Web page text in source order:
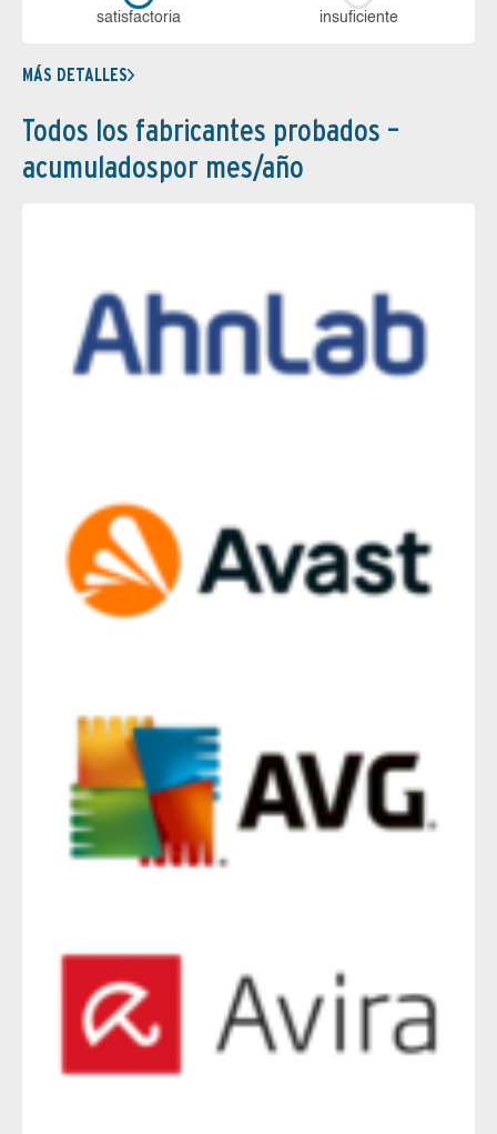
sa­tis­fac­to­ria in­su­fi­cien­te
MÁS DETALLES
Todos los fabricantes probados –
acumuladospor mes/año